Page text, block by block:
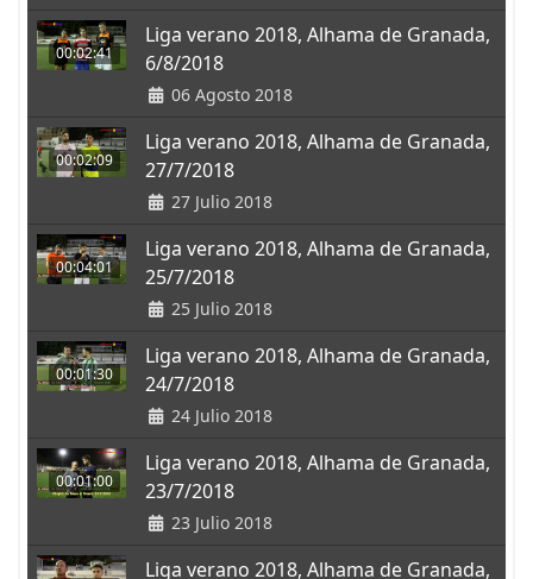
00:02:41
Liga verano 2018, Alhama de Granada,
6/8/2018
06 Agosto 2018
00:02:09
Liga verano 2018, Alhama de Granada,
27/7/2018
27 Julio 2018
00:04:01
Liga verano 2018, Alhama de Granada,
25/7/2018
25 Julio 2018
00:01:30
Liga verano 2018, Alhama de Granada,
24/7/2018
24 Julio 2018
00:01:00
Liga verano 2018, Alhama de Granada,
23/7/2018
23 Julio 2018
Liga verano 2018, Alhama de Granada,